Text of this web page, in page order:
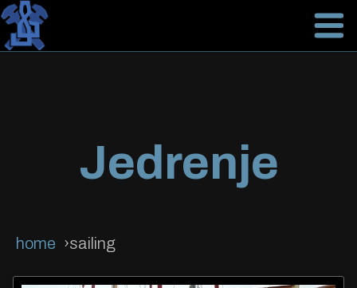
Jedrenje
home sailing